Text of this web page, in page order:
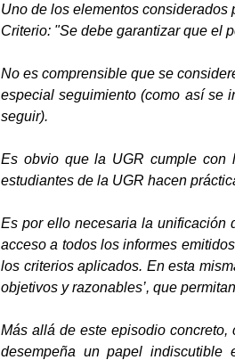
Uno de los elementos
Criterio: "Se debe garantizar que el
No es comprensible que se
especial seguimiento (como así se
seguir).
Es obvio que la UGR cumple con
estudiantes de la UGR hacen
Es por ello necesaria la unificación
acceso a todos los informes
los criterios aplicados. En esta
objetivos y razonables’, que
Más allá de este episodio
desempeña un papel